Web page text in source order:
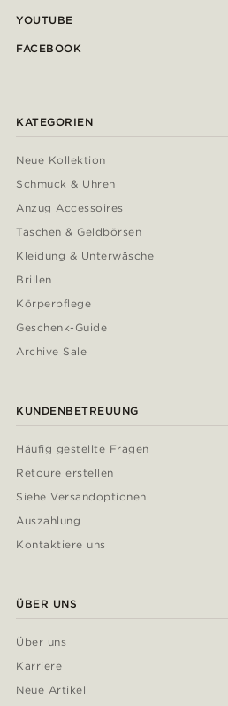
YOUTUBE
FACEBOOK
KATEGORIEN
Neue Kollektion
Schmuck & Uhren
Anzug Accessoires
Taschen & Geldbörsen
Kleidung & Unterwäsche
Brillen
Körperpflege
Geschenk-Guide
Archive Sale
KUNDENBETREUUNG
Häufig gestellte Fragen
Retoure erstellen
Siehe Versandoptionen
Auszahlung
Kontaktiere uns
ÜBER UNS
Über uns
Karriere
Neue Artikel